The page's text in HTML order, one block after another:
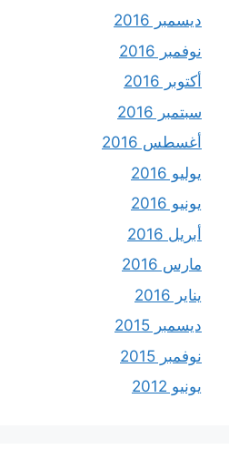
ديسمبر 2016
نوفمبر 2016
أكتوبر 2016
سبتمبر 2016
أغسطس 2016
يوليو 2016
يونيو 2016
أبريل 2016
مارس 2016
يناير 2016
ديسمبر 2015
نوفمبر 2015
يونيو 2012